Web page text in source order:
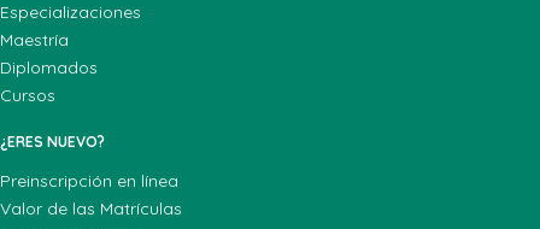
Especializaciones
Maestría
Diplomados
Cursos
¿ERES NUEVO?
Preinscripción en línea
Valor de las Matrículas